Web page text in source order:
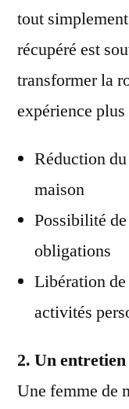
tout
récupéré est
transformer la
expérience
Réduction
maison
Possibilité de
obligations
Libération de
activités
2. Un
Une femme de